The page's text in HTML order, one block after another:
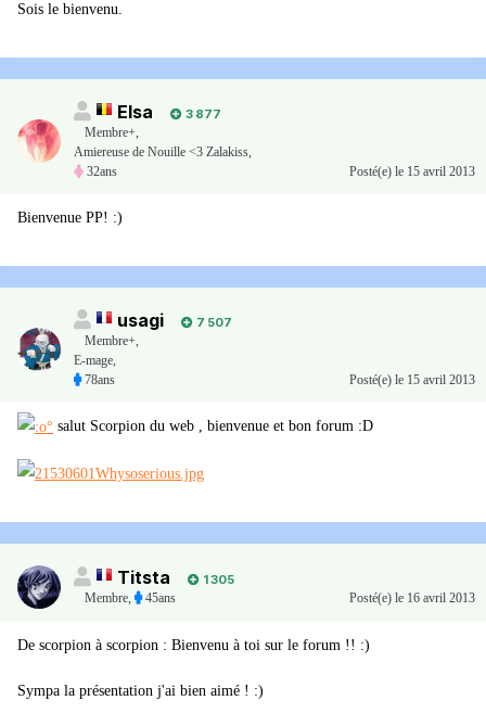
Sois le bienvenu.
Elsa
3 877
Membre+,
Amiereuse de Nouille <3 Zalakiss,
32ans
Posté(e) le 15 avril 2013
Bienvenue PP! :)
usagi
7 507
Membre+,
E-mage,
78ans
Posté(e) le 15 avril 2013
salut Scorpion du web , bienvenue et bon forum :D
Titsta
1 305
Membre, 45ans Posté(e) le 16 avril 2013
De scorpion à scorpion : Bienvenu à toi sur le forum !! :)
Sympa la présentation j'ai bien aimé ! :)